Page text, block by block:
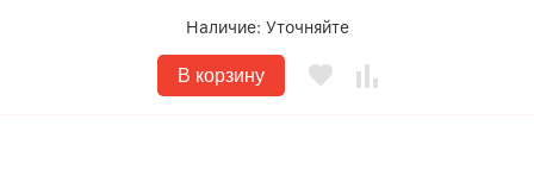
Наличие: Уточняйте
В корзину